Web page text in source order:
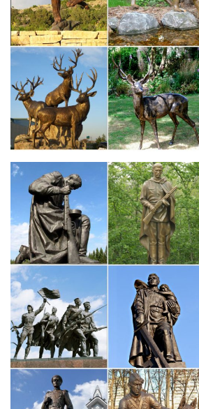
Собачка – колокольчик – символ 2018
Удачи…"
Собака символизирует защиту,
верность. 2018 год – это лучшее время
больших замыслов.Какой символ 2018
центре стола уместна статуэтка
камня или фарфоровая, или фигурка,
Фигурки, статуэтки собак | Хиты продаж
Интернет-магазин русских сувениров с
можно купить Матрешки, оловянные
Палех, Федоскино.Павловопосадские
Жостово, Береста, Фигурки, статуэтки
Фигурки и статуэтки – купить в
Купить фигурки и статуэтки по хорошей
магазине Dommio. У нас большой выбор
доставкой по России!Пароль должен
символов длиной. *Поля, обязательные
Купить фигурки Собак – символ 2018 года
Прочее. −30%. Статуэтка "Собачка на
Купить. Артикул: 17665. Фигурка